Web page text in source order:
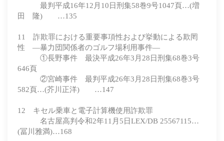
最判平成16年12月10日刑集58巻9号1047頁…(増
田 隆) …135
11 詐欺罪における重要事項性および挙動による欺罔
性 ―暴力団関係者のゴルフ場利用事件―
①長野事件 最決平成26年3月28日刑集68巻3号
646頁
②宮崎事件 最判平成26年3月28日刑集68巻3号
582頁…(芥川正洋) …147
12 キセル乗車と電子計算機使用詐欺罪
名古屋高判令和2年11月5日LEX/DB 25567115…
(冨川雅満)…168